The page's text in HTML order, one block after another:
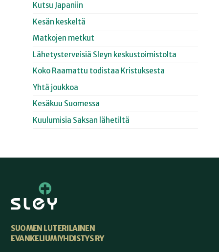
Kutsu Japaniin
Kesän keskeltä
Matkojen metkut
Lähetysterveisiä Sleyn keskustoimistolta
Koko Raamattu todistaa Kristuksesta
Yhtä joukkoa
Kesäkuu Suomessa
Kuulumisia Saksan lähetiltä
SUOMEN LUTERILAINEN
EVANKELIUMIYHDISTYS RY